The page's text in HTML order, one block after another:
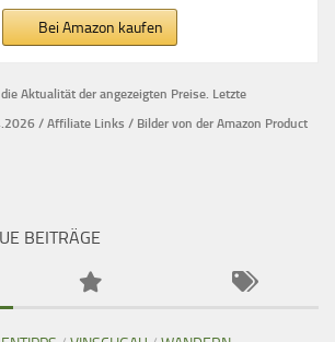
Bei Amazon kaufen
Aktualität der angezeigten Preise. Letzte
/ Affiliate Links / Bilder von der Amazon Product
BEITRÄGE